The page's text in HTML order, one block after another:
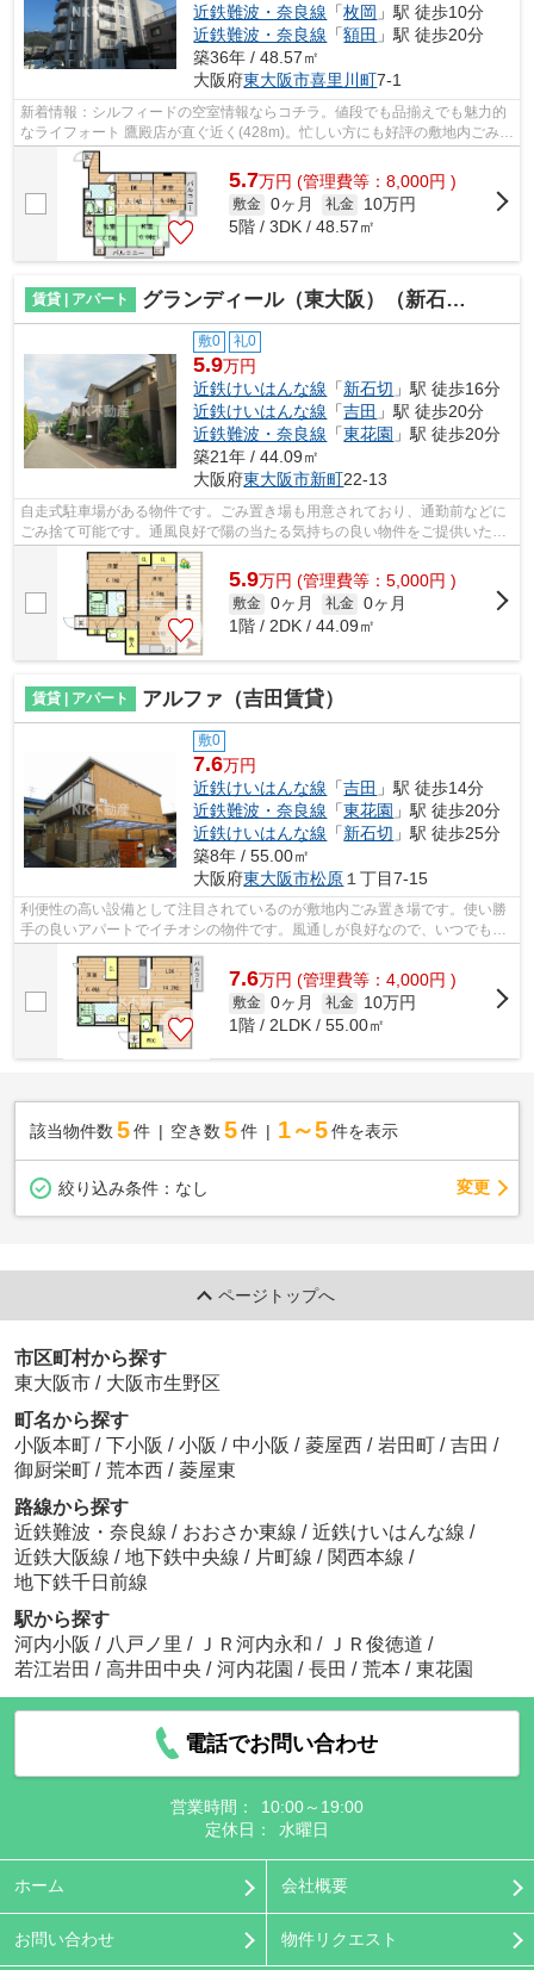
近鉄難波・奈良線 「枚岡 」駅 徒歩10分
近鉄難波・奈良線 「額田 」駅 徒歩20分
築36年 / 48.57㎡
大阪府東大阪市喜里川町7-1
新着情報：シルフィードの空室情報ならコチラ。値段でも品揃えでも魅力的
なライフォート 鷹殿店が直ぐ近く(428m)。忙しい方にも好評の敷地内ごみ置
き場付物件。風通しが良く真夏の暑い...
5.7万円 (管理費等：8,000円 )
敷金 0ヶ月 礼金
10万円
5階 / 3DK / 48.57㎡
賃貸 | アパート グランディール（東大阪）（新石切賃貸）
敷0 礼0
5.9万円
近鉄けいはんな線 「新石切 」駅 徒歩16分
近鉄けいはんな線 「吉田 」駅 徒歩20分
近鉄難波・奈良線 「東花園 」駅 徒歩20分
築21年 / 44.09㎡
大阪府東大阪市新町22-13
自走式駐車場がある物件です。ごみ置き場も用意されており、通勤前などに
ごみ捨て可能です。通風良好で陽の当たる気持ちの良い物件をご提供いたし
ます。使い勝手の良いアパートでイチ...
5.9万円 (管理費等：5,000円 )
敷金 0ヶ月 礼金 0ヶ月
1階 / 2DK / 44.09㎡
賃貸 | アパート アルファ（吉田賃貸）
敷0
7.6万円
近鉄けいはんな線 「吉田 」駅 徒歩14分
近鉄難波・奈良線 「東花園 」駅 徒歩20分
近鉄けいはんな線 「新石切 」駅 徒歩25分
築8年 / 55.00㎡
大阪府東大阪市松原 １丁目7-15
利便性の高い設備として注目されているのが敷地内ごみ置き場です。使い勝
手の良いアパートでイチオシの物件です。風通しが良好なので、いつでも新
7.6万円 (管理費等：4,000円 )
敷金 0ヶ月 礼金
10万円
1階 / 2LDK / 55.00㎡
該当物件数 5件 空き数 5 件 1～5 件を表示
絞り込み条件： なし 変更
ページトップへ
市区町村から探す
東大阪市 / 大阪市生野区
町名から探す
小阪本町 / 下小阪 / 小阪 / 中小阪 / 菱屋西 / 岩田町 / 吉田 /
御厨栄町 / 荒本西 / 菱屋東
路線から探す
近鉄難波・奈良線 / おおさか東線 / 近鉄けいはんな線 /
近鉄大阪線 / 地下鉄中央線 / 片町線 / 関西本線 /
地下鉄千日前線
駅から探す
河内小阪 / 八戸ノ里 / ＪＲ河内永和 / ＪＲ俊徳道 /
若江岩田 / 高井田中央 / 河内花園 / 長田 / 荒本 / 東花園
電話でお問い合わせ
営業時間：
10:00～19:00
定休日：
水曜日
ホーム 会社概要
お問い合わせ 物件リクエスト